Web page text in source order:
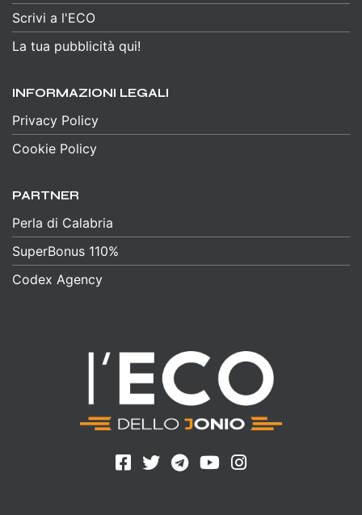
Scrivi a l'ECO
La tua pubblicità qui!
INFORMAZIONI LEGALI
Privacy Policy
Cookie Policy
PARTNER
Perla di Calabria
SuperBonus 110%
Codex Agency